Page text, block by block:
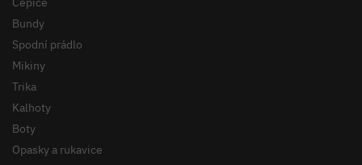
Bundy
Spodní prádlo
Mikiny
Trika
Kalhoty
Boty
Opasky a rukavice